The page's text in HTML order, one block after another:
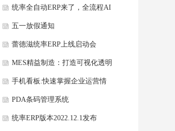
统率全自动ERP来了，全流程AI
智能驱动，欢迎咨询了解！
五一放假通知
蕾德滋统率ERP上线启动会
MES精益制造：打造可视化透明
化数字化车间
手机看板:快速掌握企业运营情
况，助力管理者科学决策
PDA条码管理系统
统率ERP版本2022.12.1发布